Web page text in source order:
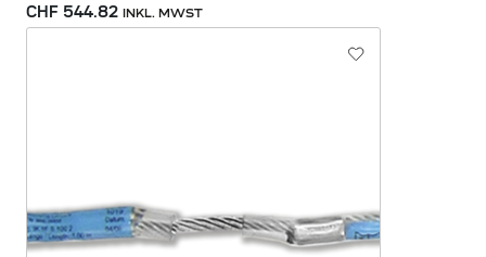
CHF 544.82 INKL. MWST